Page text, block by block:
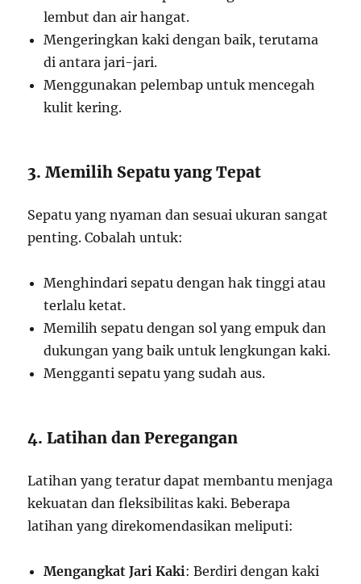
lembut dan air hangat.
Mengeringkan kaki dengan baik, terutama
di antara jari-jari.
Menggunakan pelembap untuk mencegah
kulit kering.
3. Memilih Sepatu yang Tepat
Sepatu yang nyaman dan sesuai ukuran sangat
penting. Cobalah untuk:
Menghindari sepatu dengan hak tinggi atau
terlalu ketat.
Memilih sepatu dengan sol yang empuk dan
dukungan yang baik untuk lengkungan kaki.
Mengganti sepatu yang sudah aus.
4. Latihan dan Peregangan
Latihan yang teratur dapat membantu menjaga
kekuatan dan fleksibilitas kaki. Beberapa
latihan yang direkomendasikan meliputi:
Mengangkat Jari Kaki: Berdiri dengan kaki